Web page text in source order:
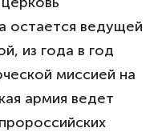
остается ведущей
из года в год
миссией на
армия ведет